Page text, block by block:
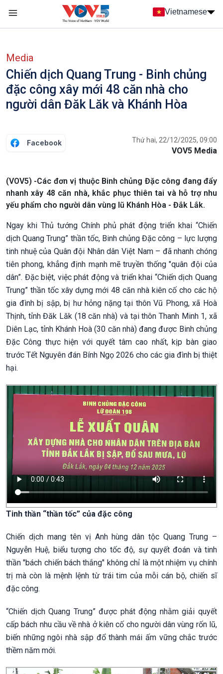
Nhảy đến nội dung
Vietnamese
Media
Chiến dịch Quang Trung - Binh chủng
đặc công xây mới 48 căn nhà cho
người dân Đăk Lăk và Khánh Hòa
Facebook Thứ hai, 22/12/2025, 09:00
VOV5 Media
(VOV5) -Các đơn vị thuộc Binh chủng Đặc công đang đẩy
nhanh xây 48 căn nhà, khắc phục thiên tai và hỗ trợ nhu
yếu phẩm cho người dân vùng lũ Khánh Hòa - Đắk Lắk.
Ngay khi Thủ tướng Chính phủ phát động triển khai “Chiến
dịch Quang Trung” thần tốc, Binh chủng Đặc công – lực lượng
tinh nhuệ của Quân đội Nhân dân Việt Nam – đã nhanh chóng
tiên phong, khẳng định mạnh mẽ truyền thống "quân đội của
dân”. Đặc biệt, việc phát động và triển khai “Chiến dịch Quang
Trung” thần tốc xây dựng mới 48 căn nhà kiên cố cho các hộ
gia đình bị sập, bị hư hỏng nặng tại thôn Vũ Phong, xã Hoà
Thịnh, tỉnh Đăk Lăk (18 căn nhà) và tại thôn Thanh Minh 1, xã
Diên Lạc, tỉnh Khánh Hoà (30 căn nhà) đang được Binh chủng
Đặc Công thực hiện với quyết tâm cao nhất, kịp bàn giao
trước Tết Nguyên đán Bính Ngọ 2026 cho các gia đình bị thiệt
hại.
Tinh thần “thần tốc” của đặc công
Chiến dịch mang tên vị Anh hùng dân tộc Quang Trung –
Nguyễn Huệ, biểu tượng cho tốc độ, sự quyết đoán và tinh
thần "bách chiến bách thắng" không chỉ là một nhiệm vụ chính
trị mà còn là mệnh lệnh từ trái tim của mỗi cán bộ, chiến sĩ
đặc công.
“Chiến dịch Quang Trung” được phát động nhằm giải quyết
cấp bách nhu cầu về nhà ở kiên cố cho người dân vùng rốn lũ,
biến những ngôi nhà sập đổ thành mái ấm vững chắc trước
thềm năm mới.